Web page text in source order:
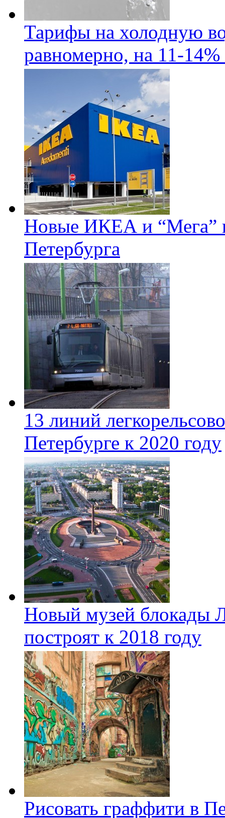
Тарифы на холодную
равномерно, на 11-14%
Новые ИКЕА и “Мега”
Петербурга
13 линий
Петербурге к 2020 году
Новый музей блокады
построят к 2018 году
Рисовать граффити в